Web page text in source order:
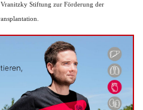
Stiftung zur Förderung der